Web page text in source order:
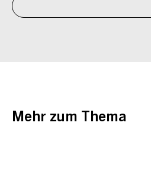
Mehr zum Thema